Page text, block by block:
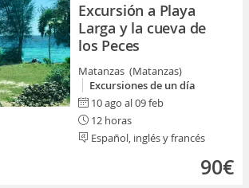
Excursión a Playa
Larga y la cueva de
los Peces
Matanzas (Matanzas)
Excursiones de un día
10 ago al 09 feb
12 horas
Español, inglés y francés
90€